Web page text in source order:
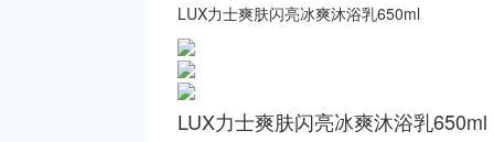
LUX力士爽肤闪亮冰爽沐浴乳650ml
LUX力士爽肤闪亮冰爽沐浴乳650ml